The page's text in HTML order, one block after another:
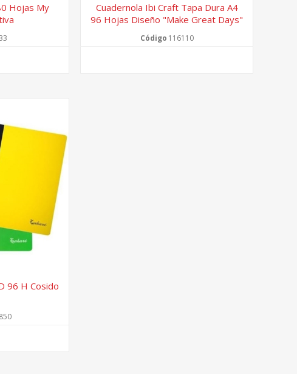
Hojas My
Cuadernola Ibi Craft Tapa Dura A4
96 Hojas Diseño "make Great Days"
Código 116110
96 H Cosido